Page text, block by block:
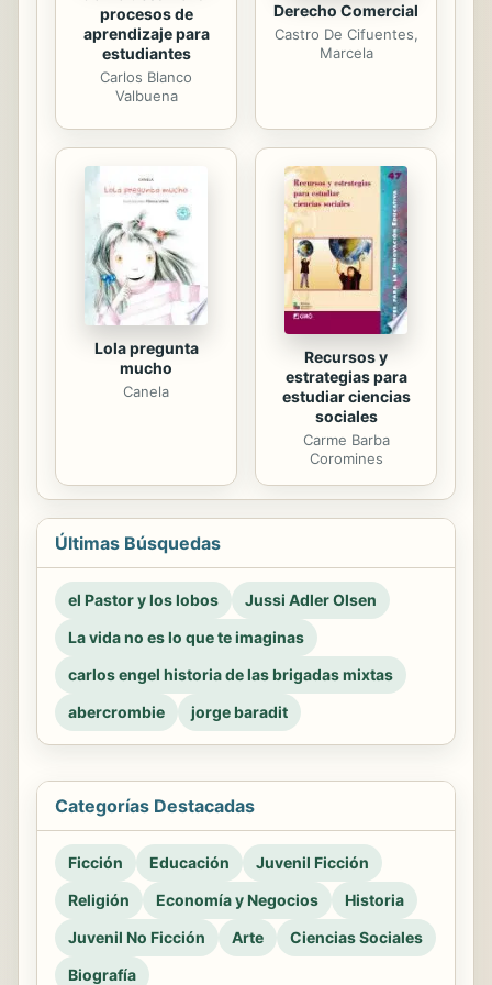
procesos de
aprendizaje para
estudiantes
Carlos Blanco
Valbuena
Derecho Comercial
Castro De Cifuentes,
Marcela
Lola pregunta
mucho
Canela
Recursos y
estrategias para
estudiar ciencias
sociales
Carme Barba
Coromines
Últimas Búsquedas
el Pastor y los lobos
Jussi Adler Olsen
La vida no es lo que te imaginas
carlos engel historia de las brigadas mixtas
abercrombie
jorge baradit
Categorías Destacadas
Ficción Educación
Juvenil Ficción
Religión
Economía y Negocios
Historia
Juvenil No Ficción
Arte
Ciencias Sociales
Biografía